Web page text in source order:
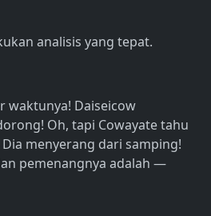
analisis yang tepat.
waktunya! Daiseicow
Oh, tapi Cowayate tahu
menyerang dari samping!
pemenangnya adalah —